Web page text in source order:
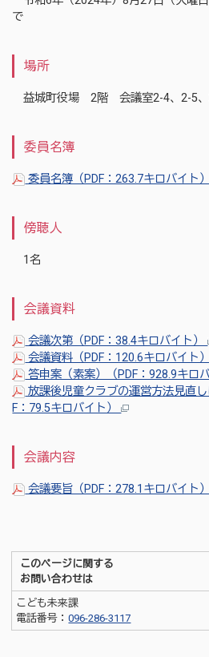
で
場所
益城町役場 2階 会議室2-4、2-5
委員名簿
委員名簿（PDF：263.7キロバイト
傍聴人
1名
会議資料
会議次第（PDF：38.4キロバイト）
会議資料（PDF：120.6キロバイト
答申案（素案）（PDF：928.9キロ
放課後児童クラブの運営方法見直
F：79.5キロバイト）
会議内容
会議要旨（PDF：278.1キロバイト
このページに関する
お問い合わせは
こども未来課
電話番号：096-286-3117